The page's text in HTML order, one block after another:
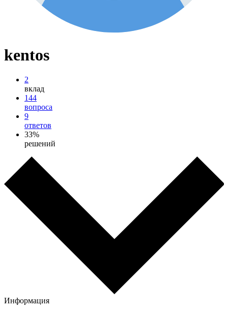
kentos
2
вклад
144
вопроса
9
ответов
33%
решений
Информация